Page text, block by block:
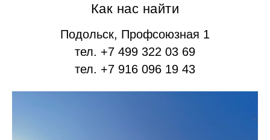
Как нас найти
Подольск, Профсоюзная 1
тел. +7 499 322 03 69
тел. +7 916 096 19 43